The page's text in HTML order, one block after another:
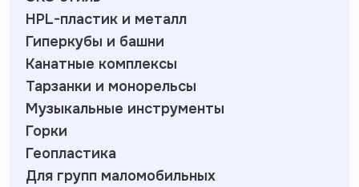
HPL-пластик и металл
Гиперкубы и башни
Канатные комплексы
Тарзанки и монорельсы
Музыкальные инструменты
Горки
Геопластика
Для групп маломобильных